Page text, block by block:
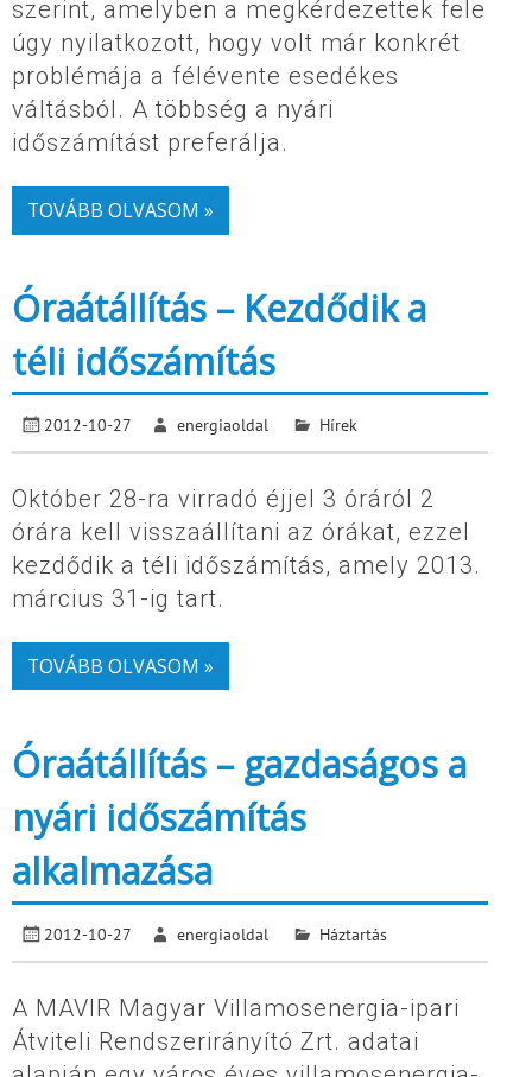
szerint, amelyben a megkérdezettek fele
úgy nyilatkozott, hogy volt már konkrét
problémája a félévente esedékes
váltásból. A többség a nyári
időszámítást preferálja.
TOVÁBB OLVASOM »
Óraátállítás – Kezdődik a
téli időszámítás
2012-10-27 energiaoldal Hírek
Október 28-ra virradó éjjel 3 óráról 2
órára kell visszaállítani az órákat, ezzel
kezdődik a téli időszámítás, amely 2013.
március 31-ig tart.
TOVÁBB OLVASOM »
Óraátállítás – gazdaságos a
nyári időszámítás
alkalmazása
2012-10-27 energiaoldal Háztartás
A MAVIR Magyar Villamosenergia-ipari
Átviteli Rendszerirányító Zrt. adatai